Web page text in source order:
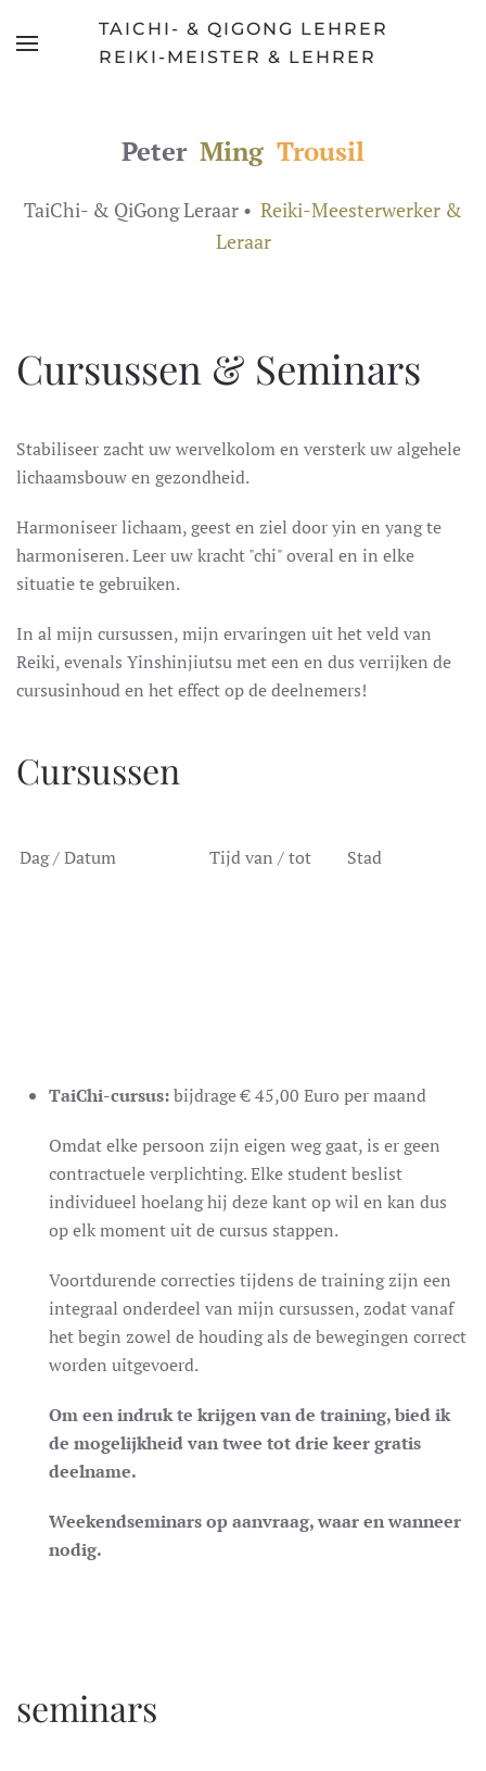
TAICHI- & QIGONG LEHRER
REIKI-MEISTER & LEHRER
Peter Ming Trousil
TaiChi- & QiGong Leraar • Reiki-Meesterwerker &
Leraar
Cursussen & Seminars
Stabiliseer zacht uw wervelkolom en versterk uw algehele
lichaamsbouw en gezondheid.
Harmoniseer lichaam, geest en ziel door yin en yang te
harmoniseren. Leer uw kracht "chi" overal en in elke
situatie te gebruiken.
In al mijn cursussen, mijn ervaringen uit het veld van
Reiki, evenals Yinshinjiutsu met een en dus verrijken de
cursusinhoud en het effect op de deelnemers!
Cursussen
Dag / Datum Tijd van / tot Stad
TaiChi-cursus:bijdrage € 45,00 Euro per maand
Omdat elke persoon zijn eigen weg gaat, is er geen
contractuele verplichting. Elke student beslist
individueel hoelang hij deze kant op wil en kan dus
op elk moment uit de cursus stappen.
Voortdurende correcties tijdens de training zijn een
integraal onderdeel van mijn cursussen, zodat vanaf
het begin zowel de houding als de bewegingen correct
worden uitgevoerd.
Om een indruk te krijgen van de training, bied ik
de mogelijkheid van twee tot drie keer gratis
deelname.
Weekendseminars op aanvraag, waar en wanneer
nodig.
seminars